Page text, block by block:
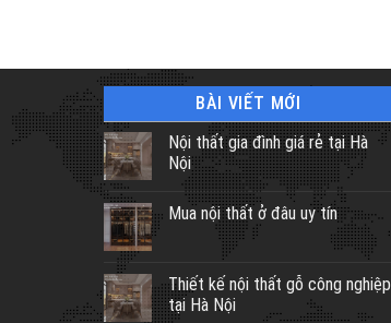
BÀI VIẾT MỚI
Nội thất gia đình giá rẻ tại Hà
Nội
Mua nội thất ở đâu uy tín
Thiết kế nội thất gỗ công nghiệp
tại Hà Nội